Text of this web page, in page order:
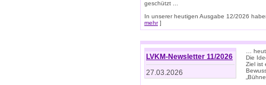
geschützt ...
In unserer heutigen Ausgabe 12/2026
mehr]
LVKM-Newsletter 11/2026
27.03.2026
…
Die
Ziel ist